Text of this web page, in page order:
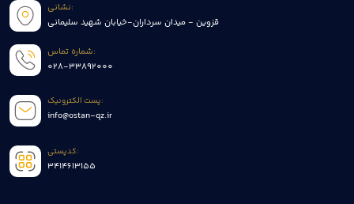
نشانی:
قزوین - میدان سرداران-خیابان شهید سلیمانی
شماره تماس:
028-33892000
پست الکترونیک:
info@ostan-qz.ir
کدپستی:
3414613155